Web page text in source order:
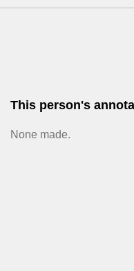
This person's
None made.